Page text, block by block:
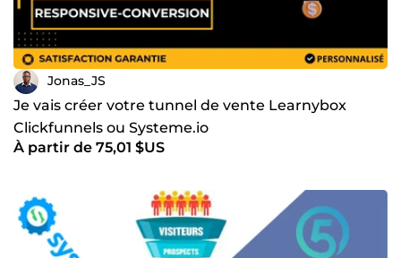
Jonas_JS
Je vais créer votre tunnel de vente Learnybox
Clickfunnels ou Systeme.io
À partir de 75,01 $US